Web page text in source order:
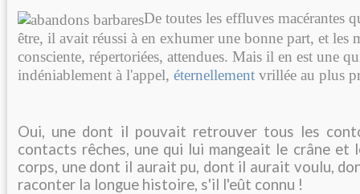
De toutes les effluves macérantes
être, il avait réussi à en exhumer une bonne part, et les
consciente, répertoriées, attendues. Mais il en est une
indéniablement à l'appel, éternellement vrillée au plus
Oui, une dont il pouvait retrouver tous les
contacts rêches, une qui lui mangeait le crâne et
corps, une dont il aurait pu, dont il aurait voulu,
raconter la longue histoire, s'il l'eût connu !